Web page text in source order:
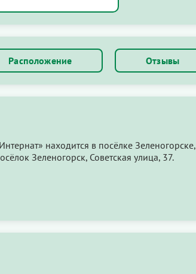
Расположение Отзывы
находится в посёлке Зеленогорске,
Зеленогорск, Советская улица, 37.